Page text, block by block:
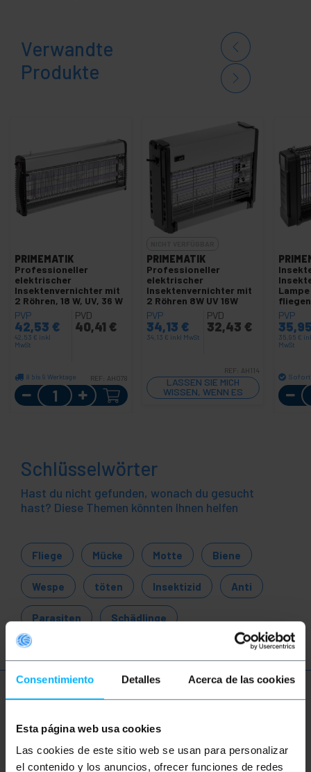
Consentimiento Detalles Acerca de las cookies
Esta página web usa cookies
Las cookies de este sitio web se usan para personalizar
el contenido y los anuncios, ofrecer funciones de redes
Verwandte
Produkte
PRIMEMATIK
Professioneller
elektrischer
Insektenvernichter mit
2 Röhren, 18 W, UV, 36 W
PVP
42,53 €
42,53 € inkl
MwSt
PVD
40,41 €
8 bis 9 Werktage REF: AH078
Menge
PRIMEMATIK
Professioneller
elektrischer
Insektenvernichter mit
2 Röhren 8W UV 16W
PVP
34,13 €
34,13 € inkl MwSt
PVD
32,43 €
REF: AH114
LASSEN SIE MICH
WISSEN, WENN ES
LAGER GIBT
PVP
35,95 €
MwSt
Schlüsselwörter
Hast du nicht gefunden, wonach du gesucht
hast? Diese Themen könnten Ihnen helfen
Fliege Mücke Motte Biene
Wespe töten Insektizid Anti
Parasiten Schädlinge
Mehr Info
Beschreibung